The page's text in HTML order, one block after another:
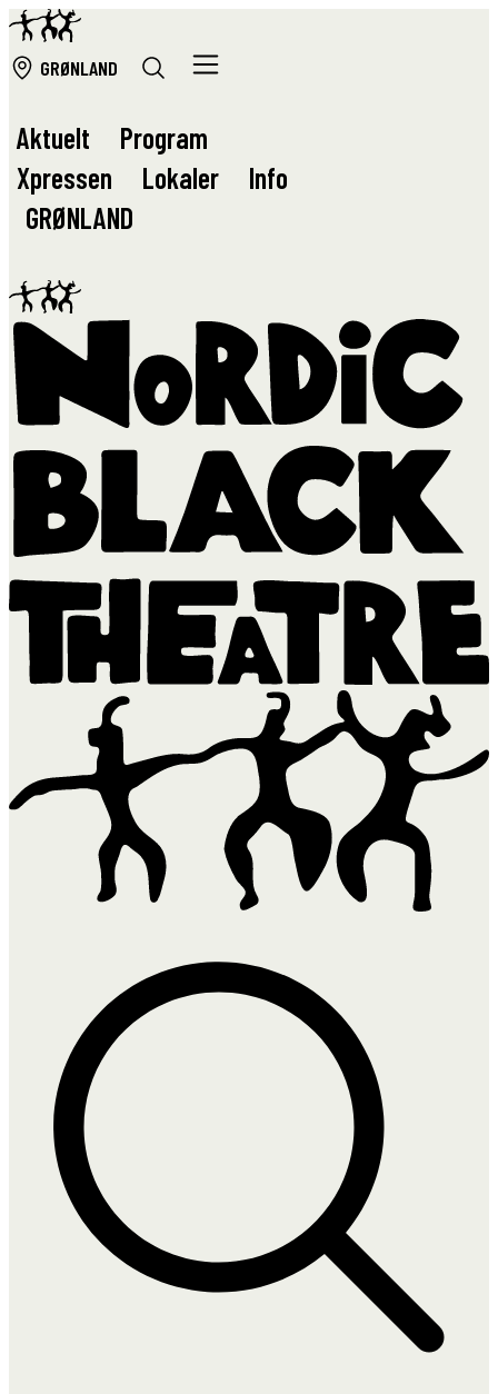
GRØNLAND
Aktuelt
Program
Xpressen
Lokaler
Info
GRØNLAND